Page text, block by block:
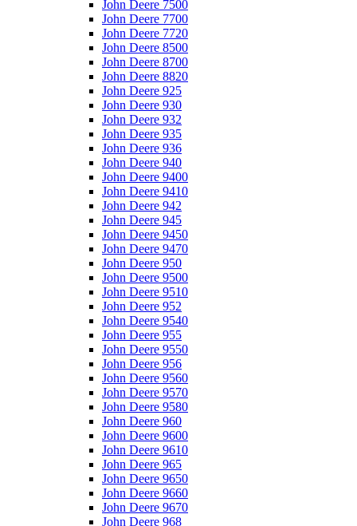
John Deere 7500
John Deere 7700
John Deere 7720
John Deere 8500
John Deere 8700
John Deere 8820
John Deere 925
John Deere 930
John Deere 932
John Deere 935
John Deere 936
John Deere 940
John Deere 9400
John Deere 9410
John Deere 942
John Deere 945
John Deere 9450
John Deere 9470
John Deere 950
John Deere 9500
John Deere 9510
John Deere 952
John Deere 9540
John Deere 955
John Deere 9550
John Deere 956
John Deere 9560
John Deere 9570
John Deere 9580
John Deere 960
John Deere 9600
John Deere 9610
John Deere 965
John Deere 9650
John Deere 9660
John Deere 9670
John Deere 968